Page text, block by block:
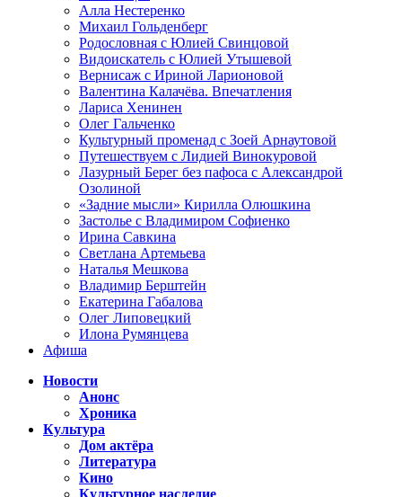
Алла Нестеренко
Михаил Гольденберг
Родословная с Юлией Свинцовой
Видоискатель с Юлией Утышевой
Вернисаж с Ириной Ларионовой
Валентина Калачёва. Впечатления
Лариса Хенинен
Олег Гальченко
Культурный променад с Зоей Арнаутовой
Путешествуем с Лидией Винокуровой
Лазурный Берег без пафоса с Александрой
Озолиной
«Задние мысли» Кирилла Олюшкина
Застолье с Владимиром Софиенко
Ирина Савкина
Светлана Артемьева
Наталья Мешкова
Владимир Берштейн
Екатерина Габалова
Олег Липовецкий
Илона Румянцева
Афиша
Новости
Анонс
Хроника
Культура
Дом актёра
Литература
Кино